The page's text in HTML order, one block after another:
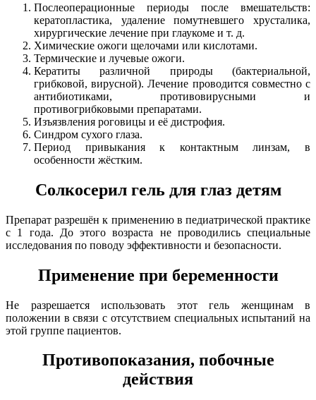
Послеоперационные периоды после вмешательств:
кератопластика, удаление помутневшего хрусталика,
хирургические лечение при глаукоме и т. д.
Химические ожоги щелочами или кислотами.
Термические и лучевые ожоги.
Кератиты различной природы (бактериальной,
грибковой, вирусной). Лечение проводится совместно с
антибиотиками, противовирусными и
противогрибковыми препаратами.
Изъязвления роговицы и её дистрофия.
Синдром сухого глаза.
Период привыкания к контактным линзам, в
особенности жёстким.
Солкосерил гель для глаз детям
Препарат разрешён к применению в педиатрической практике
с 1 года. До этого возраста не проводились специальные
исследования по поводу эффективности и безопасности.
Применение при беременности
Не разрешается использовать этот гель женщинам в
положении в связи с отсутствием специальных испытаний на
этой группе пациентов.
Противопоказания, побочные
действия